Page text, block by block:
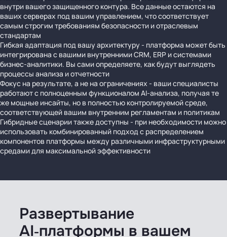
внутри вашего защищенного контура. Все данные остаются на
ваших серверах под вашим управлением, что соответствует
самым строгим требованиям безопасности и отраслевым
стандартам
Гибкая адаптация под вашу архитектуру - платформа может быть
интегрирована с вашими внутренними CRM, ERP и системами
бизнес-аналитики. Вы сами определяете, как будут выглядеть
процессы анализа и отчетности
Фокус на результате, а не на ограничениях - ваши специалисты
работают с полноценным функционалом AI-анализа, получая те
же мощные инсайты, но в полностью контролируемой среде,
соответствующей вашим внутренним регламентам и политикам
Гибридные сценарии также доступны - при необходимости можно
использовать комбинированный подход с распределением
компонентов платформы между различными инфраструктурными
средами для максимальной эффективности
Развертывание
AI‑платформы в вашем